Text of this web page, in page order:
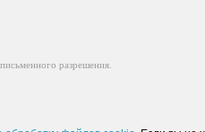
разрешения.